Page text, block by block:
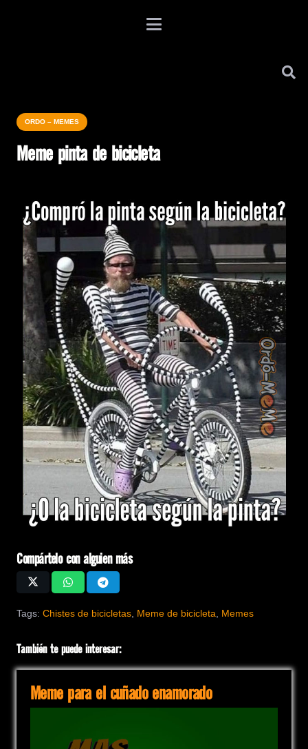
ORDO – MEMES
Meme pinta de bicicleta
Compártelo con alguien más
Tags: Chistes de bicicletas Meme de bicicleta Memes
También te puede interesar:
Meme para el cuñado enamorado